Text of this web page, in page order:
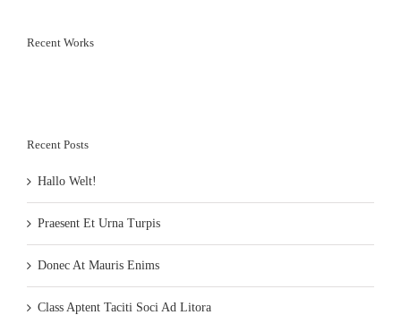
Recent Works
Recent Posts
Hallo Welt!
Praesent Et Urna Turpis
Donec At Mauris Enims
Class Aptent Taciti Soci Ad Litora